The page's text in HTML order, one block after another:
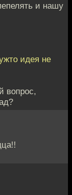
и нашу
идея не
вопрос,